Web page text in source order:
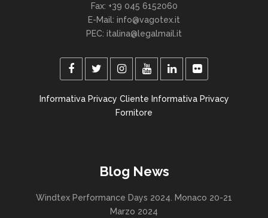
Fax: +39 045 6152060
E-Mail: info@vagotex.it
PEC: italina@legalmail.it
Informativa Privacy Cliente Informativa Privacy
Fornitore
Blog News
Windtex Performance Days 2024. Monaco 20-21
Marzo 2024